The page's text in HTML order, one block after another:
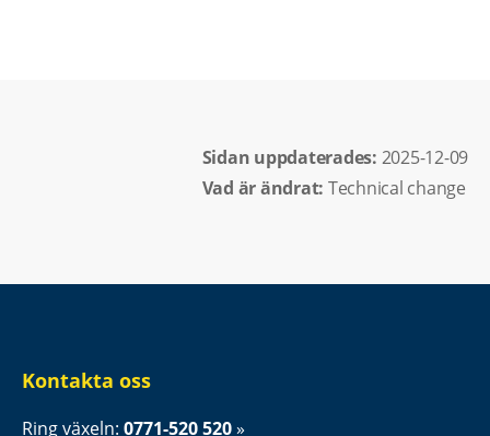
Sidan uppdaterades: 2025-12-09
Vad är ändrat: Technical change
Kontakta oss
Ring växeln: 0771-520 520